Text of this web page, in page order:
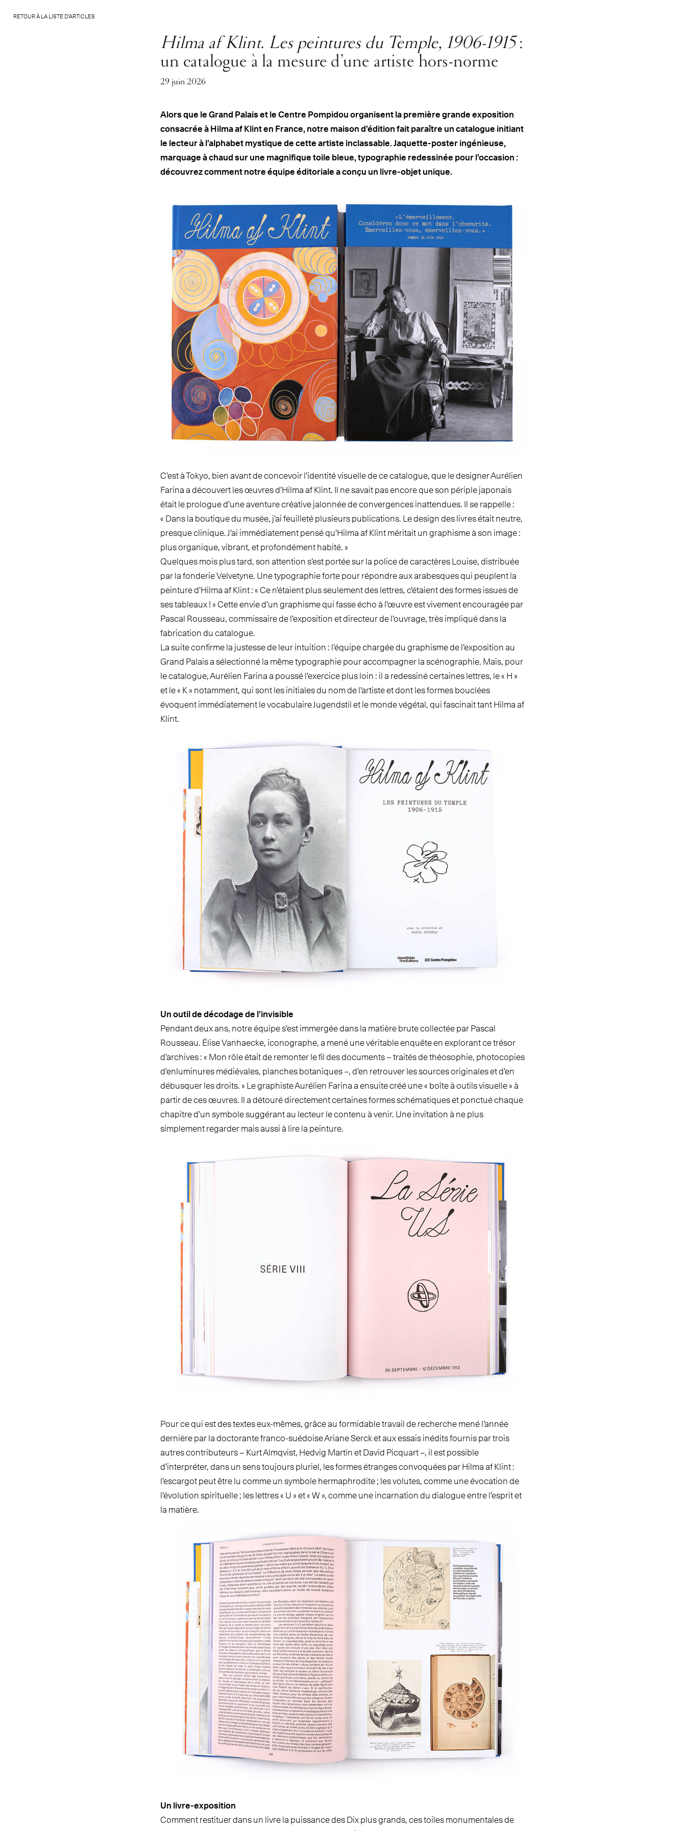
RETOUR À LA LISTE D’ARTICLES
Hilma af Klint. Les peintures du Temple, 1906-1915:
un catalogue à la mesure d’une artiste hors-norme
29 juin 2026
Alors que le Grand Palais et le Centre Pompidou organisent la première grande exposition
consacrée à Hilma af Klint en France, notre maison d’édition fait paraître un catalogue initiant
le lecteur à l’alphabet mystique de cette artiste inclassable. Jaquette-poster ingénieuse,
marquage à chaud sur une magnifique toile bleue, typographie redessinée pour l’occasion :
découvrez comment notre équipe éditoriale a conçu un livre-objet unique.
C’est à Tokyo, bien avant de concevoir l’identité visuelle de ce catalogue, que le designer Aurélien
Farina a découvert les œuvres d’Hilma af Klint. Il ne savait pas encore que son périple japonais
était le prologue d’une aventure créative jalonnée de convergences inattendues. Il se rappelle :
« Dans la boutique du musée, j’ai feuilleté plusieurs publications. Le design des livres était neutre,
presque clinique. J’ai immédiatement pensé qu’Hilma af Klint méritait un graphisme à son image :
plus organique, vibrant, et profondément habité. »
Quelques mois plus tard, son attention s’est portée sur la police de caractères Louise, distribuée
par la fonderie Velvetyne. Une typographie forte pour répondre aux arabesques qui peuplent la
peinture d’Hilma af Klint : « Ce n’étaient plus seulement des lettres, c’étaient des formes issues de
ses tableaux ! » Cette envie d’un graphisme qui fasse écho à l’œuvre est vivement encouragée par
Pascal Rousseau, commissaire de l’exposition et directeur de l’ouvrage, très impliqué dans la
fabrication du catalogue.
La suite confirme la justesse de leur intuition : l’équipe chargée du graphisme de l’exposition au
Grand Palais a sélectionné la même typographie pour accompagner la scénographie. Mais, pour
le catalogue, Aurélien Farina a poussé l’exercice plus loin : il a redessiné certaines lettres, le « H »
et le « K » notamment, qui sont les initiales du nom de l’artiste et dont les formes bouclées
évoquent immédiatement le vocabulaire Jugendstil et le monde végétal, qui fascinait tant Hilma af
Klint.
Un outil de décodage de l’invisible
Pendant deux ans, notre équipe s’est immergée dans la matière brute collectée par Pascal
Rousseau. Élise Vanhaecke, iconographe, a mené une véritable enquête en explorant ce trésor
d’archives : « Mon rôle était de remonter le fil des documents – traités de théosophie, photocopies
d’enluminures médiévales, planches botaniques –, d’en retrouver les sources originales et d’en
débusquer les droits. » Le graphiste Aurélien Farina a ensuite créé une « boîte à outils visuelle » à
partir de ces œuvres. Il a détouré directement certaines formes schématiques et ponctué chaque
chapitre d’un symbole suggérant au lecteur le contenu à venir. Une invitation à ne plus
simplement regarder mais aussi à lire la peinture.
Pour ce qui est des textes eux-mêmes, grâce au formidable travail de recherche mené l’année
dernière par la doctorante franco-suédoise Ariane Serck et aux essais inédits fournis par trois
autres contributeurs – Kurt Almqvist, Hedvig Martin et David Picquart –, il est possible
d’interpréter, dans un sens toujours pluriel, les formes étranges convoquées par Hilma af Klint :
l’escargot peut être lu comme un symbole hermaphrodite ; les volutes, comme une évocation de
l’évolution spirituelle ; les lettres « U » et « W », comme une incarnation du dialogue entre l’esprit et
la matière.
Un livre-exposition
Comment restituer dans un livre la puissance des Dix plus grands, ces toiles monumentales de